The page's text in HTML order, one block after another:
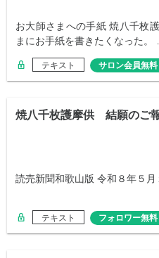
お大師さまへの手紙 焼八千枚
まにお手紙を書きたくなった。
テキスト サロン会員無料
焼八千枚護摩供 結願のご
読売新聞和歌山版 令和８年５月
テキスト フォロワー無料